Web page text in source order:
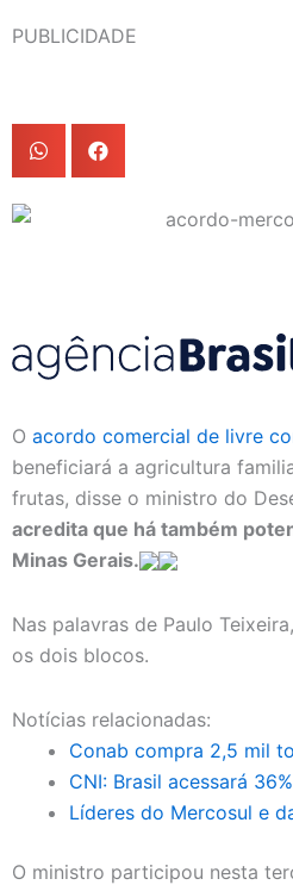
PUBLICIDADE
O acordo comercial de livre
beneficiará a agricultura
frutas, disse o ministro do
acredita que há também
Minas Gerais.
Nas palavras de Paulo
os dois blocos.
Notícias relacionadas:
Conab compra 2,5 mil
CNI: Brasil acessará
Líderes do Mercosul e
O ministro participou nesta